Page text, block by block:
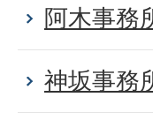
阿木事務
神坂事務